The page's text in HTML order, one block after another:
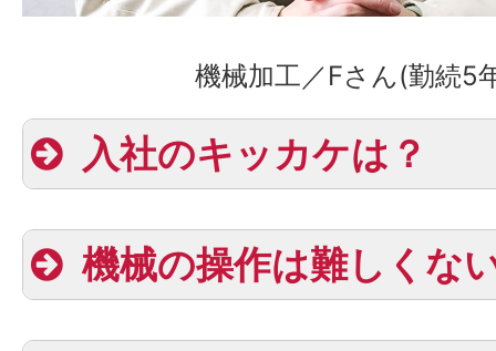
機械加工／Fさん(勤続5
入社のキッカケは？
機械の操作は難しくな